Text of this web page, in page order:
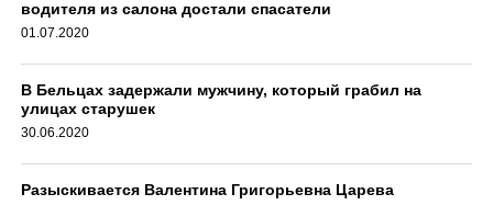
водителя из салона достали спасатели
01.07.2020
В Бельцах задержали мужчину, который грабил на
улицах старушек
30.06.2020
Разыскивается Валентина Григорьевна Царева